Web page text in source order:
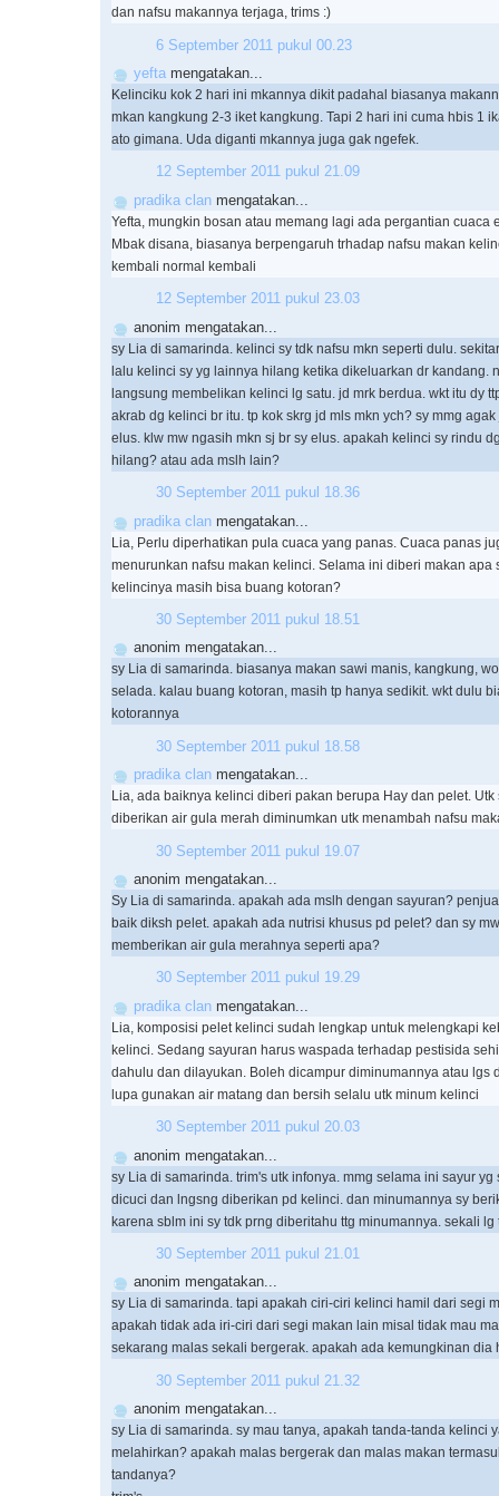
dan nafsu makannya terjaga, trims :)
6 September 2011 pukul 00.23
yefta mengatakan...
Kelinciku kok 2 hari ini mkannya dikit padahal biasanya
mkan kangkung 2-3 iket kangkung. Tapi 2 hari ini cuma hbis 1
ato gimana. Uda diganti mkannya juga gak ngefek.
12 September 2011 pukul 21.09
pradika clan mengatakan...
Yefta, mungkin bosan atau memang lagi ada pergantian cuaca
Mbak disana, biasanya berpengaruh trhadap nafsu makan
kembali normal kembali
12 September 2011 pukul 23.03
anonim mengatakan...
sy Lia di samarinda. kelinci sy tdk nafsu mkn seperti dulu.
lalu kelinci sy yg lainnya hilang ketika dikeluarkan dr kandang.
langsung membelikan kelinci lg satu. jd mrk berdua. wkt itu dy
akrab dg kelinci br itu. tp kok skrg jd mls mkn ych? sy mmg
elus. klw mw ngasih mkn sj br sy elus. apakah kelinci sy rindu
hilang? atau ada mslh lain?
30 September 2011 pukul 18.36
pradika clan mengatakan...
Lia, Perlu diperhatikan pula cuaca yang panas. Cuaca panas
menurunkan nafsu makan kelinci. Selama ini diberi makan apa
kelincinya masih bisa buang kotoran?
30 September 2011 pukul 18.51
anonim mengatakan...
sy Lia di samarinda. biasanya makan sawi manis, kangkung,
selada. kalau buang kotoran, masih tp hanya sedikit. wkt dulu
kotorannya
30 September 2011 pukul 18.58
pradika clan mengatakan...
Lia, ada baiknya kelinci diberi pakan berupa Hay dan pelet. Utk
diberikan air gula merah diminumkan utk menambah nafsu
30 September 2011 pukul 19.07
anonim mengatakan...
Sy Lia di samarinda. apakah ada mslh dengan sayuran?
baik diksh pelet. apakah ada nutrisi khusus pd pelet? dan sy
memberikan air gula merahnya seperti apa?
30 September 2011 pukul 19.29
pradika clan mengatakan...
Lia, komposisi pelet kelinci sudah lengkap untuk melengkapi
kelinci. Sedang sayuran harus waspada terhadap pestisida
dahulu dan dilayukan. Boleh dicampur diminumannya atau lgs
lupa gunakan air matang dan bersih selalu utk minum kelinci
30 September 2011 pukul 20.03
anonim mengatakan...
sy Lia di samarinda. trim's utk infonya. mmg selama ini sayur yg
dicuci dan lngsng diberikan pd kelinci. dan minumannya sy
karena sblm ini sy tdk prng diberitahu ttg minumannya. sekali lg
30 September 2011 pukul 21.01
anonim mengatakan...
sy Lia di samarinda. tapi apakah ciri-ciri kelinci hamil dari segi
apakah tidak ada iri-ciri dari segi makan lain misal tidak mau
sekarang malas sekali bergerak. apakah ada kemungkinan dia
30 September 2011 pukul 21.32
anonim mengatakan...
sy Lia di samarinda. sy mau tanya, apakah tanda-tanda kelinci
melahirkan? apakah malas bergerak dan malas makan
tandanya?